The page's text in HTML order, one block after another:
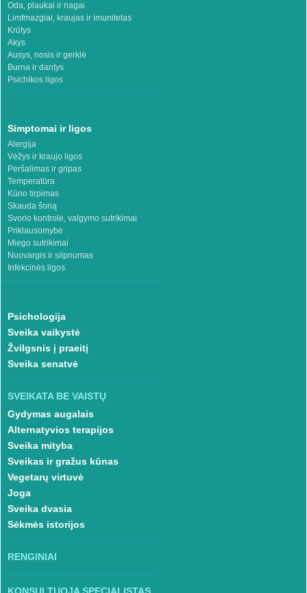
Oda, plaukai ir nagai
Limfmazgiai, kraujas ir imunitetas
Krūtys
Akys
Ausys, nosis ir gerklė
Burna ir dantys
Psichikos ligos
Simptomai ir ligos
Alergija
Vėžys ir kraujo ligos
Peršalimas ir gripas
Temperatūra
Kūno tirpimas
Skauda šoną
Svorio kontrolė, valgymo sutrikimai
Priklausomybė
Miego sutrikimai
Nuovargis ir silpnumas
Infekcinės ligos
Psichologija
Sveika vaikystė
Žvilgsnis į praeitį
Sveika senatvė
SVEIKATA BE VAISTŲ
Gydymas augalais
Alternatyvios terapijos
Sveika mityba
Sveikas ir gražus kūnas
Vegetarų virtuvė
Joga
Sveika dvasia
Sėkmės istorijos
RENGINIAI